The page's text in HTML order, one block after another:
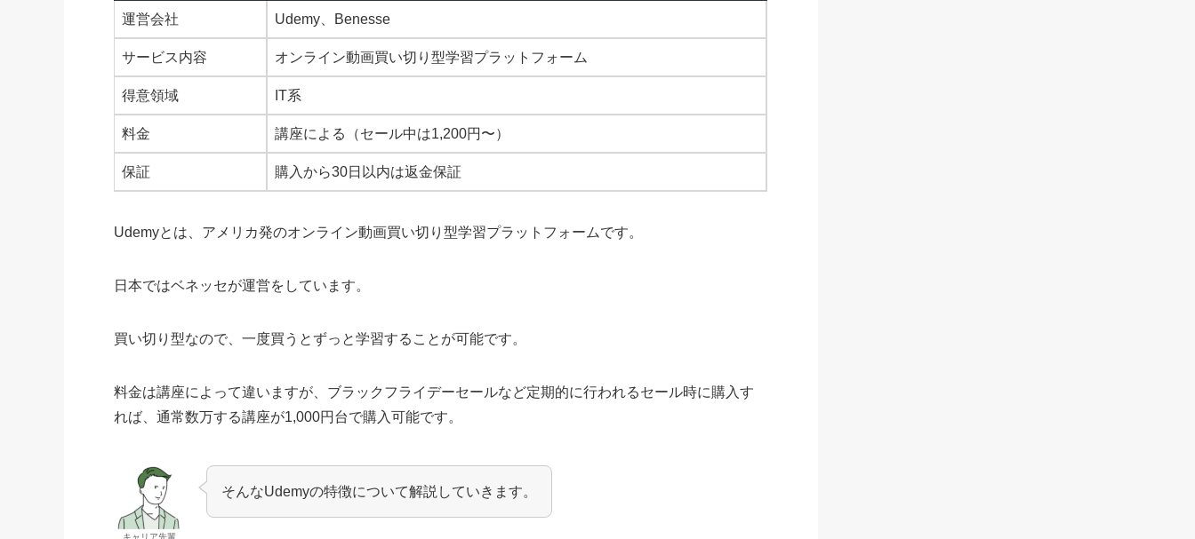
運営会社 Udemy、Benesse
サービス内容 オンライン動画買い切り型学習プラットフォーム
得意領域 IT系
料金 講座による（セール中は1,200円〜）
保証 購入から30日以内は返金保証
Udemyとは、アメリカ発のオンライン動画買い切り型学習プラットフォームです。
日本ではベネッセが運営をしています。
買い切り型なので、一度買うとずっと学習することが可能です。
料金は講座によって違いますが、ブラックフライデーセールなど定期的に行われるセール時に購入す
れば、通常数万する講座が1,000円台で購入可能です。
キャリア先輩
そんなUdemyの特徴について解説していきます。